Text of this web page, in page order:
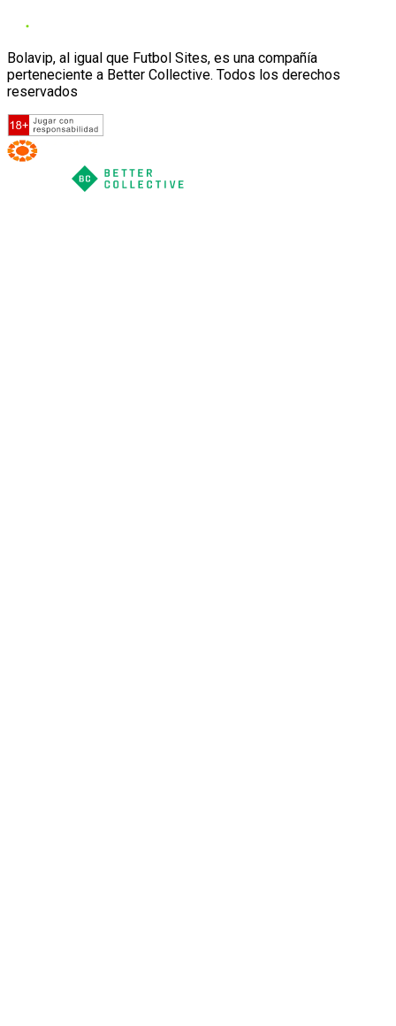
Bolavip, al igual que Futbol Sites, es una compañía
perteneciente a Better Collective. Todos los derechos
reservados